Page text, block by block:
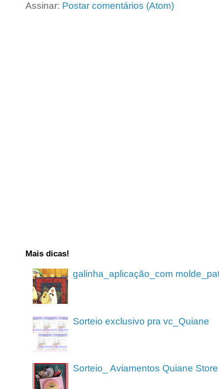
Assinar: Postar comentários (Atom)
Mais dicas!
galinha_aplicação_com
Sorteio exclusivo pra vc_Quiane
Sorteio_ Aviamentos Quiane Store